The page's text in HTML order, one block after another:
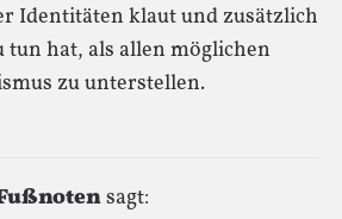
Identitäten klaut und zusätzlich
tun hat, als allen möglichen
zu unterstellen.
sagt: